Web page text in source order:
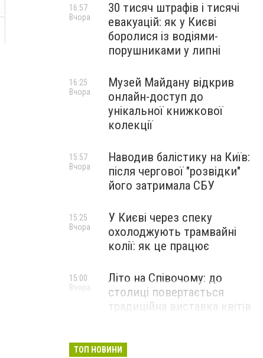
30 тисяч штрафів і тисячі
евакуацій: як у Києві
боролися із водіями-
порушниками у липні
16:57
Вчора
Музей Майдану відкрив
онлайн-доступ до
унікальної книжкової
колекції
16:25
Вчора
Наводив балістику на Київ:
після чергової "розвідки"
його затримала СБУ
15:57
Вчора
У Києві через спеку
охолоджують трамвайні
колії: як це працює
15:25
Вчора
Літо на Співочому: до
столиці повертається
традиційна виставка квітів
15:00
Вчора
ТОП НОВИНИ